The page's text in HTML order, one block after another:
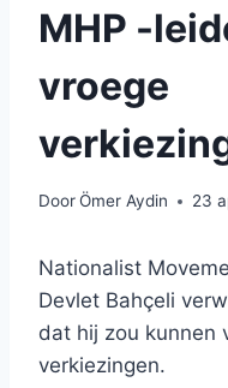
MHP -
vroege
DoorÖmer Aydin 23
Nationalist
Devlet Bahçeli
dat hij zou kunnen
verkiezingen.